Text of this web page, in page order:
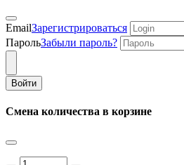
EmailЗарегистрироваться
ПарольЗабыли пароль?
Войти
Смена количества в корзине